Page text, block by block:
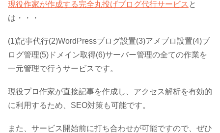
現役作家が作成する完全丸投げブログ代行サービス と
は・・・
(1)記事代行(2)WordPressブログ設置(3)アメブロ設置(4)ブ
ログ管理(5)ドメイン取得(6)サーバー管理の全ての作業を
一元管理で行うサービスです。
現役プロ作家が直接記事を作成し、アクセス解析を有効的
に利用するため、SEO対策も可能です。
また、サービス開始前に打ち合わせが可能ですので、ぜひ